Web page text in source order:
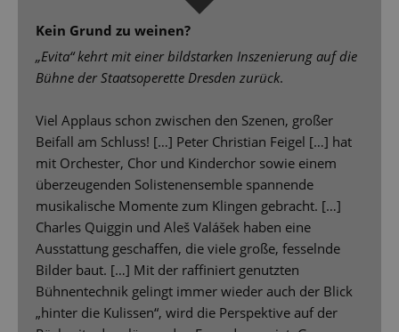
Kein Grund zu weinen?
„Evita“ kehrt mit einer bildstarken Inszenierung auf die
Bühne der Staatsoperette Dresden zurück.
Viel Applaus schon zwischen den Szenen, großer
Beifall am Schluss! […] Peter Christian Feigel […] hat
mit Orchester, Chor und Kinderchor sowie einem
überzeugenden Solistenensemble spannende
musikalische Momente zum Klingen gebracht. […]
Charles Quiggin und Aleš Valášek haben eine
Ausstattung geschaffen, die viele große, fesselnde
Bilder baut. […] Mit der raffiniert genutzten
Bühnentechnik gelingt immer wieder auch der Blick
„hinter die Kulissen“, wird die Perspektive auf der